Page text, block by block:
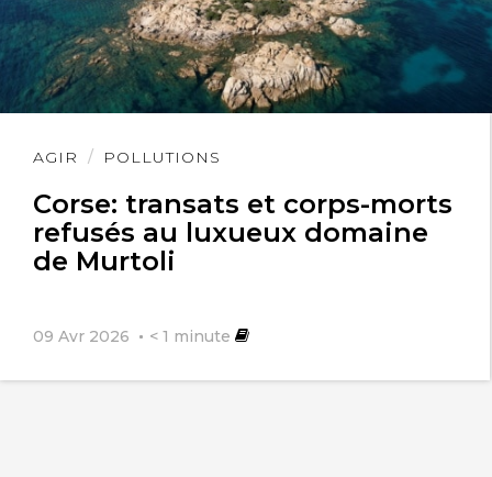
AGIR POLLUTIONS
Corse: transats et corps-morts
refusés au luxueux domaine
de Murtoli
09 Avr 2026 < 1 minute
Lire